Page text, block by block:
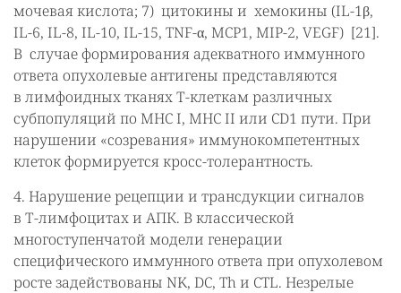
мочевая кислота; 7) цитокины и хемокины (IL-1β,
IL-6, IL-8, IL-10, IL-15, TNF-α, MCP1, MIP-2, VEGF) [21].
В случае формирования адекватного иммунного
ответа опухолевые антигены представляются
в лимфоидных тканях Т-клеткам различных
субпопуляций по MHC I, MHC II или CD1 пути. При
нарушении «созревания» иммунокомпетентных
клеток формируется кросс-толерантность.
4. Нарушение рецепции и трансдукции сигналов
в Т-лимфоцитах и АПК. В классической
многоступенчатой модели генерации
специфического иммунного ответа при опухолевом
росте задействованы NK, DC, Th и CTL. Незрелые